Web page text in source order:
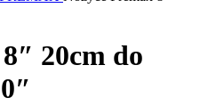
20cm do